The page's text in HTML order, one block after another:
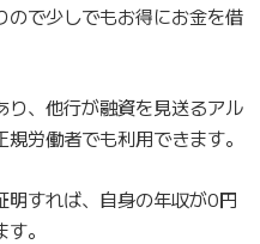
ので少しでもお得にお金を借
り、他行が融資を見送るアル
労働者でも利用できます。
明すれば、自身の年収が0円
。